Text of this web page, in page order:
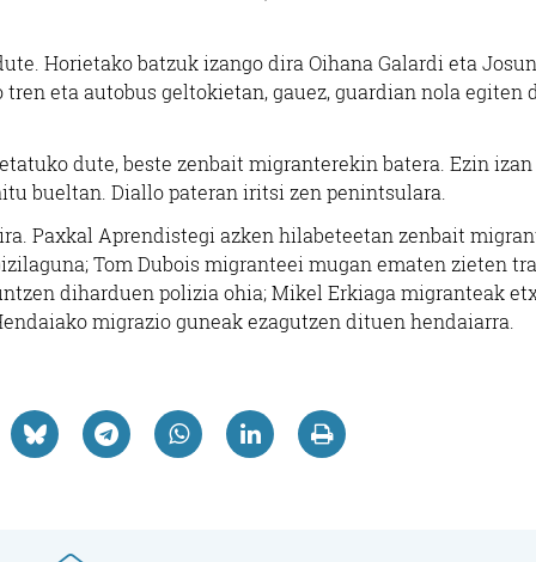
Horietako batzuk izango dira Oihana Galardi eta
eta autobus geltokietan, gauez, guardian nola egiten
dute, beste zenbait migranterekin batera. Ezin izan
bueltan. Diallo pateran iritsi zen penintsulara.
Paxkal Aprendistegi azken hilabeteetan zenbait
Tom Dubois migranteei mugan ematen zieten
diharduen polizia ohia; Mikel Erkiaga migranteak
migrazio guneak ezagutzen dituen hendaiarra.
Ikastetxeak